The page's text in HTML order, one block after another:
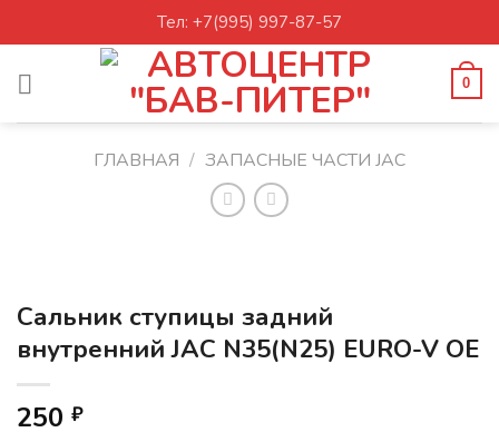
to
Тел: +7(995) 997-87-57
0
ГЛАВНАЯ / ЗАПАСНЫЕ ЧАСТИ JAC
Сальник ступицы задний
внутренний JAC N35(N25) EURO-V OE
250 ₽